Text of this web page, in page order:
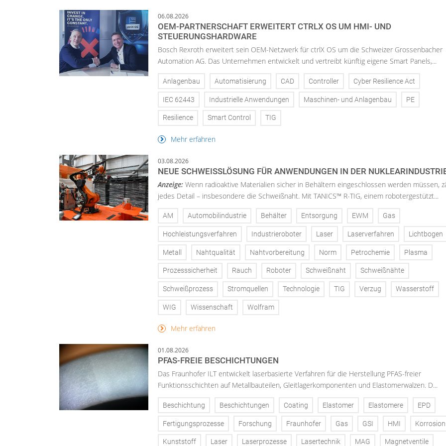
06.08.2026
OEM-PARTNERSCHAFT ERWEITERT CTRLX OS UM HMI- UND
STEUERUNGSHARDWARE
Bosch Rexroth erweitert sein OEM-Netzwerk für ctrlX OS um die Schweizer Grossenbacher
Automation AG. Das Unternehmen entwickelt und vertreibt künftig eigene Smart Panels,...
Anlagenbau Automatisierung CAD Controller Cyber Resilience Act
IEC 62443 Industrielle Anwendungen Maschinen- und Anlagenbau PE
Resilience Smart Control TIG
Mehr erfahren
03.08.2026
NEUE SCHWEISSLÖSUNG FÜR ANWENDUNGEN IN DER NUKLEARINDUSTRIE
Anzeige: Wenn radioaktive Materialien sicher in Behältern eingeschlossen werden müssen,
jedes Detail – insbesondere die Schweißnaht. Mit TANICS™ R-TIG, einem robotergestützt...
AM Automobilindustrie Behälter Entsorgung EWM Gas
Hochleistungsverfahren Industrieroboter Laser Laserverfahren Lichtbogen
Metall Nahtqualität Nahtvorbereitung Norm Petrochemie Plasma
Prozesssicherheit Rauch Roboter Schweißnaht Schweißnähte
Schweißprozess Stromquellen Technologie TIG Verzug Wasserstoff
WIG Wissenschaft Wolfram
Mehr erfahren
01.08.2026
PFAS-FREIE BESCHICHTUNGEN
Das Fraunhofer ILT entwickelt laserbasierte Verfahren für die Herstellung PFAS-freier
Funktionsschichten auf Metallbauteilen, Gleitlagerkomponenten und Elastomerwalzen. D...
Beschichtung Beschichtungen Coating Elastomer Elastomere EPD
Fertigungsprozesse Forschung Fraunhofer Gas GSI HMI Korrosion
Kunststoff Laser Laserprozesse Lasertechnik MAG Magnetventile